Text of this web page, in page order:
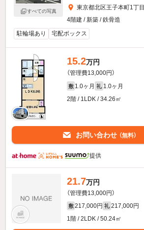
すべての写真
東京都北区王子本町1丁目
4階建 / 新築 / 鉄骨造
駐輪場あり
宅配ボックス
15.2万円
（管理費13,000円）
敷 1.0ヶ月 礼 1.0ヶ月
2階 / 1LDK / 34.26㎡
お問い合わせ （無料）
提供
21.7万円
（管理費13,000円）
敷 217,000円 礼 217,000円
1階 / 2LDK / 50.24㎡